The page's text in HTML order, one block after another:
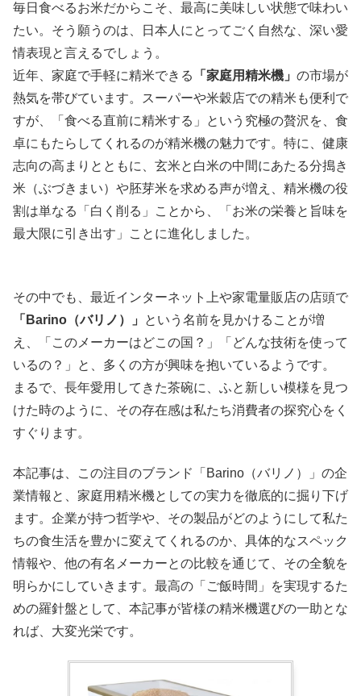
毎日食べるお米だからこそ、最高に美味しい状態で味わい
たい。そう願うのは、日本人にとってごく自然な、深い愛
情表現と言えるでしょう。
近年、家庭で手軽に精米できる
「家庭用精米機」 の市場が
熱気を帯びています。スーパーや米穀店での精米も便利で
すが、「食べる直前に精米する」という究極の贅沢を、食
卓にもたらしてくれるのが精米機の魅力です。特に、健康
志向の高まりとともに、玄米と白米の中間にあたる分搗き
米（ぶづきまい）や胚芽米を求める声が増え、精米機の役
割は単なる「白く削る」ことから、「お米の栄養と旨味を
最大限に引き出す」ことに進化しました。
その中でも、最近インターネット上や家電量販店の店頭で
「Barino（バリノ）」
という名前を見かけることが増
え、「このメーカーはどこの国？」「どんな技術を使って
いるの？」と、多くの方が興味を抱いているようです。
まるで、長年愛用してきた茶碗に、ふと新しい模様を見つ
けた時のように、その存在感は私たち消費者の探究心をく
すぐります。
本記事は、この注目のブランド「Barino（バリノ）」の企
業情報と、家庭用精米機としての実力を徹底的に掘り下げ
ます。企業が持つ哲学や、その製品がどのようにして私た
ちの食生活を豊かに変えてくれるのか、具体的なスペック
情報や、他の有名メーカーとの比較を通じて、その全貌を
明らかにしていきます。最高の「ご飯時間」を実現するた
めの羅針盤として、本記事が皆様の精米機選びの一助とな
れば、大変光栄です。